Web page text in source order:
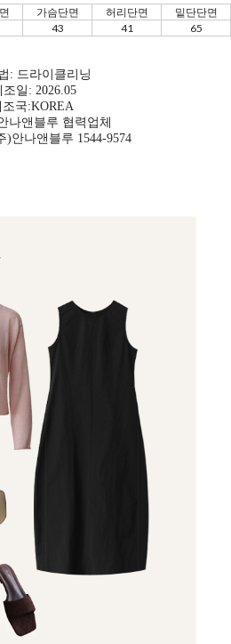
가슴단면 허리단면
밑단단면
43 41 65
: 드라이클리닝
조일: 2026.05
조국:KOREA
나앤블루 협력업체
)안나앤블루 1544-9574